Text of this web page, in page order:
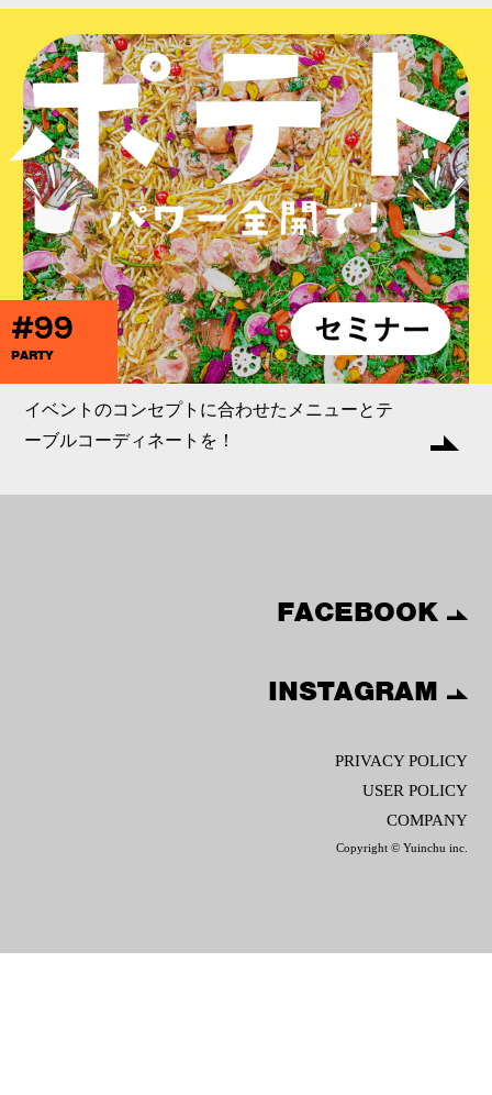
#99
PARTY
イベントのコンセプトに合わせたメニューとテ
ーブルコーディネートを！
FACEBOOK
INSTAGRAM
PRIVACY POLICY
USER POLICY
COMPANY
Copyright © Yuinchu inc.